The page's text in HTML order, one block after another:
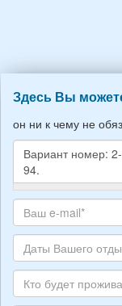
Здесь Вы
он ни к чему не
Какое
жилье
хотите
снять,
укажите
пожалуйста
НОМЕР
Ваш
адрес
электронной
почты
*
Даты
Вашего
отдыха: